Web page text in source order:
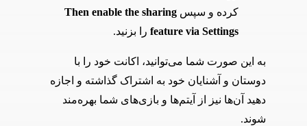
کرده و سپس Then enable the sharing
feature via Settingsرا بزنید.
به این صورت شما می‌توانید، اکانت خود را با
دوستان و آشنایان خود به اشتراک گذاشته و اجازه
دهید آن‌ها نیز از آیتم‌ها و بازی‌های شما بهره‌مند
شوند.